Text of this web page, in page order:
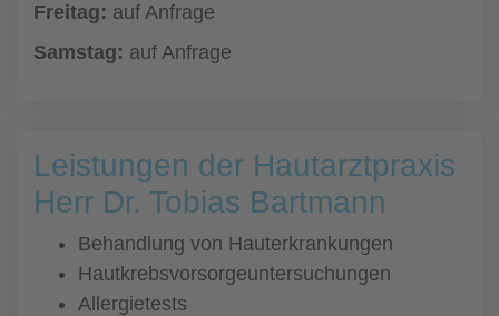
Freitag: auf Anfrage
Samstag: auf Anfrage
Leistungen der Hautarztpraxis
Herr Dr. Tobias Bartmann
Behandlung von Hauterkrankungen
Hautkrebsvorsorgeuntersuchungen
Allergietests